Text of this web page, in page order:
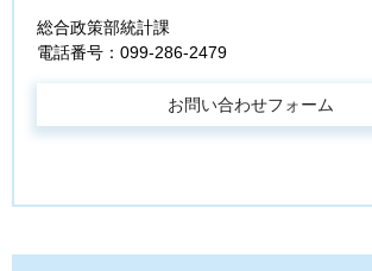
総合政策部統計課
電話番号：099-286-2479